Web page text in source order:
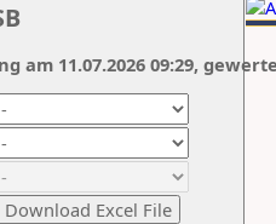
am 11.07.2026 09:29,